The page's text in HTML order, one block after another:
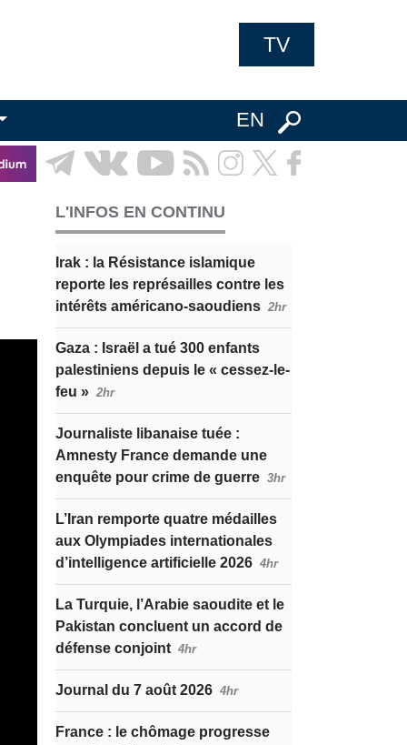
TV
EN
L'INFOS EN CONTINU
Irak : la Résistance islamique
reporte les représailles contre les
intérêts américano-saoudiens 2hr
Gaza : Israël a tué 300 enfants
palestiniens depuis le « cessez-le-
feu » 2hr
Journaliste libanaise tuée :
Amnesty France demande une
enquête pour crime de guerre 3hr
L’Iran remporte quatre médailles
aux Olympiades internationales
d’intelligence artificielle 2026 4hr
La Turquie, l’Arabie saoudite et le
Pakistan concluent un accord de
défense conjoint 4hr
Journal du 7 août 2026 4hr
France : le chômage progresse